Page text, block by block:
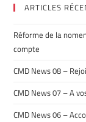
ARTICLES
Réforme de la
compte
CMD News 08 –
CMD News 07 – A
CMD News 06 –